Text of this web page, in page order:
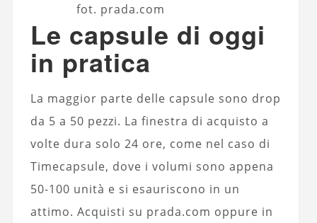
fot. prada.com
Le capsule di oggi
in pratica
La maggior parte delle capsule sono drop
da 5 a 50 pezzi. La finestra di acquisto a
volte dura solo 24 ore, come nel caso di
Timecapsule, dove i volumi sono appena
50-100 unità e si esauriscono in un
attimo. Acquisti su prada.com oppure in